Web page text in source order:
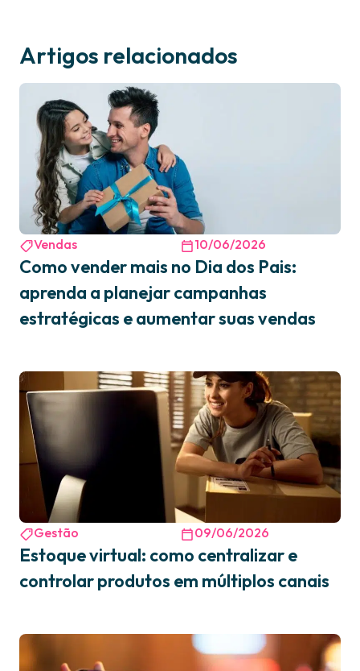
Artigos relacionados
Vendas 10/06/2026
Como vender mais no Dia dos Pais:
aprenda a planejar campanhas
estratégicas e aumentar suas vendas
Gestão 09/06/2026
Estoque virtual: como centralizar e
controlar produtos em múltiplos canais